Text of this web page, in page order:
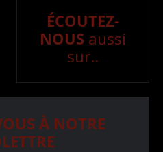
ÉCOUTEZ-
NOUS aussi
sur..
À NOTRE